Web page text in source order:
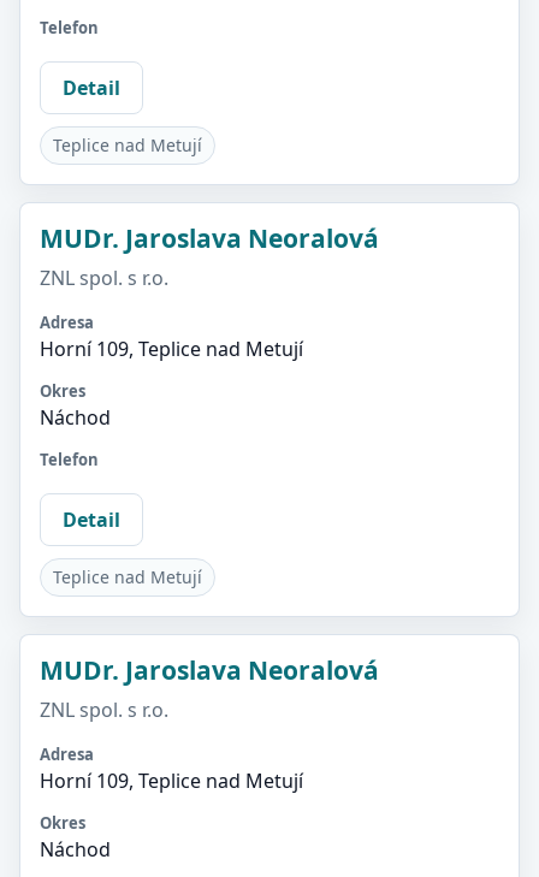
Telefon
Detail
Teplice nad Metují
MUDr. Jaroslava Neoralová
ZNL spol. s r.o.
Adresa
Horní 109, Teplice nad Metují
Okres
Náchod
Telefon
Detail
Teplice nad Metují
MUDr. Jaroslava Neoralová
ZNL spol. s r.o.
Adresa
Horní 109, Teplice nad Metují
Okres
Náchod